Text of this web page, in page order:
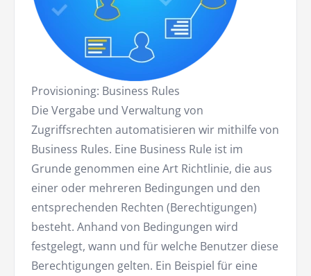
Provisioning: Business Rules
Die Vergabe und Verwaltung von
Zugriffsrechten automatisieren wir mithilfe von
Business Rules. Eine Business Rule ist im
Grunde genommen eine Art Richtlinie, die aus
einer oder mehreren Bedingungen und den
entsprechenden Rechten (Berechtigungen)
besteht. Anhand von Bedingungen wird
festgelegt, wann und für welche Benutzer diese
Berechtigungen gelten. Ein Beispiel für eine